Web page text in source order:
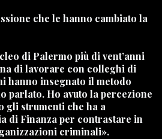
che le hanno cambiato la
di Palermo più di vent’anni
di lavorare con colleghi di
hanno insegnato il metodo
parlato. Ho avuto la percezione
gli strumenti che ha a
di Finanza per contrastare in
criminali».